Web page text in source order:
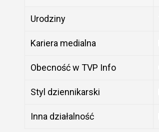
Urodziny
Kariera medialna
Obecność w TVP Info
Styl dziennikarski
Inna działalność